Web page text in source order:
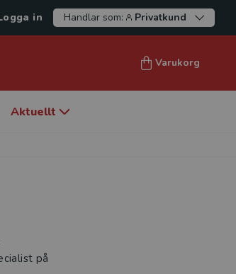
in Handlar som: Privatkund
Varukorg
Aktuellt
på